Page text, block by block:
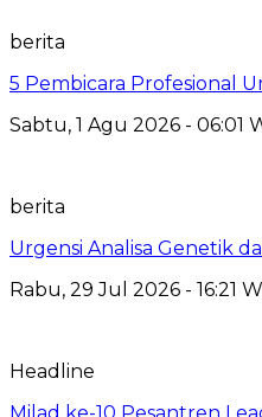
berita
5 Pembicara Profesional
Sabtu, 1 Agu 2026 - 06:01
berita
Urgensi Analisa Genetik
Rabu, 29 Jul 2026 - 16:21
Headline